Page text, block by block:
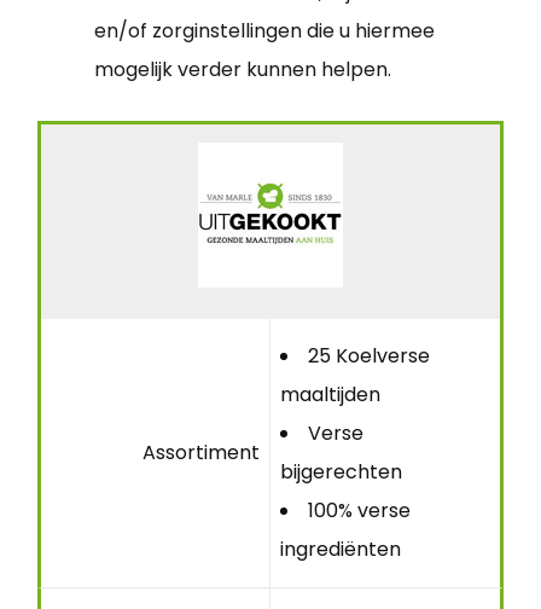
en/of zorginstellingen die u hiermee
mogelijk verder kunnen helpen.
Assortiment
25 Koelverse
maaltijden
Verse
bijgerechten
100% verse
ingrediënten